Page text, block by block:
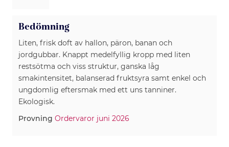
Bedömning
Liten, frisk doft av hallon, päron, banan och
jordgubbar. Knappt medelfyllig kropp med liten
restsötma och viss struktur, ganska låg
smakintensitet, balanserad fruktsyra samt enkel och
ungdomlig eftersmak med ett uns tanniner.
Ekologisk.
Provning Ordervaror juni 2026